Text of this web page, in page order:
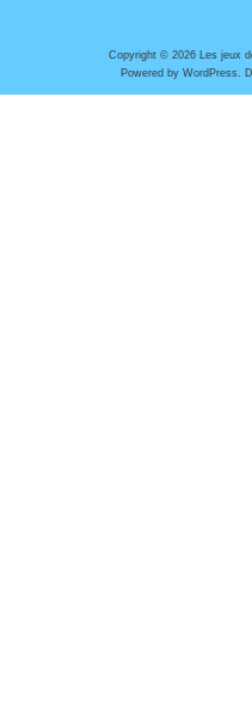
Copyright © 2026 Les jeux
Powered by WordPress.